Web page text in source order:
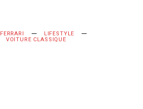
FERRARI LIFESTYLE
VOITURE CLASSIQUE